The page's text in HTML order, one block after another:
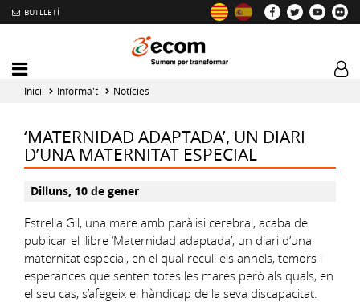
BUTLLETÍ
Mobile
menu
toggler
Inici Informa't Notícies
‘MATERNIDAD ADAPTADA’, UN DIARI
D’UNA MATERNITAT ESPECIAL
Dilluns, 10 de gener
Estrella Gil, una mare amb paràlisi cerebral, acaba de
publicar el llibre ‘Maternidad adaptada’, un diari d’una
maternitat especial, en el qual recull els anhels, temors i
esperances que senten totes les mares però als quals, en
el seu cas, s’afegeix el hàndicap de la seva discapacitat.